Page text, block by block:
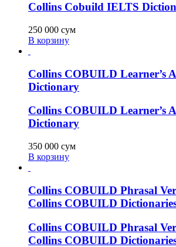
Collins Cobuild IELTS
250 000 сум
В корзину
Collins COBUILD Learner’s
Dictionary
Collins COBUILD Learner’s
Dictionary
350 000 сум
В корзину
Collins COBUILD Phrasal
Collins COBUILD
Collins COBUILD Phrasal
Collins COBUILD